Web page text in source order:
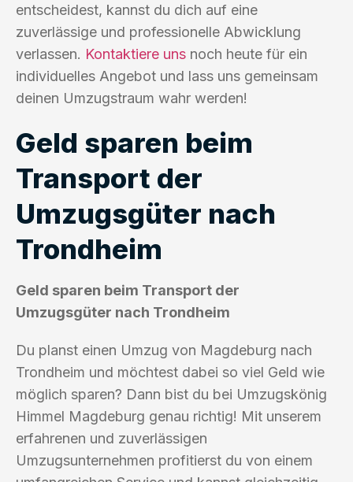
entscheidest, kannst du dich auf eine
zuverlässige und professionelle Abwicklung
verlassen. Kontaktiere uns noch heute für ein
individuelles Angebot und lass uns gemeinsam
deinen Umzugstraum wahr werden!
Geld sparen beim
Transport der
Umzugsgüter nach
Trondheim
Geld sparen beim Transport der
Umzugsgüter nach Trondheim
Du planst einen Umzug von Magdeburg nach
Trondheim und möchtest dabei so viel Geld wie
möglich sparen? Dann bist du bei Umzugskönig
Himmel Magdeburg genau richtig! Mit unserem
erfahrenen und zuverlässigen
Umzugsunternehmen profitierst du von einem